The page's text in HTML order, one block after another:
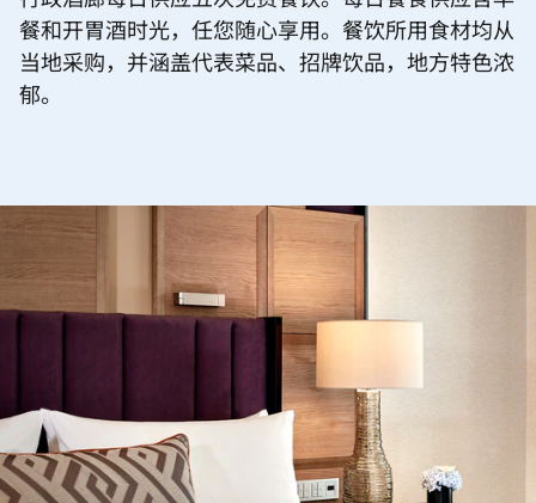
餐和开胃酒时光，任您随心享用。餐饮所用食材均从
当地采购，并涵盖代表菜品、招牌饮品，地方特色浓
郁。